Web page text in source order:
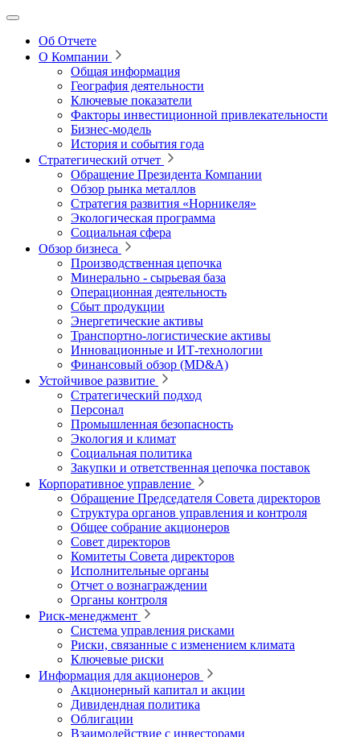
Об Отчете
О Компании
Общая информация
География деятельности
Ключевые показатели
Факторы инвестиционной привлекательности
Бизнес-модель
История и события года
Стратегический отчет
Обращение Президента Компании
Обзор рынка металлов
Стратегия развития «Норникеля»
Экологическая программа
Социальная сфера
Обзор бизнеса
Производственная цепочка
Минерально ‑ сырьевая база
Операционная деятельность
Сбыт продукции
Энергетические активы
Транспортно-логистические активы
Инновационные и ИТ‑технологии
Финансовый обзор (MD&A)
Устойчивое развитие
Стратегический подход
Персонал
Промышленная безопасность
Экология и климат
Социальная политика
Закупки и ответственная цепочка поставок
Корпоративное управление
Обращение Председателя Совета директоров
Структура органов управления и контроля
Общее собрание акционеров
Совет директоров
Комитеты Совета директоров
Исполнительные органы
Отчет о вознаграждении
Органы контроля
Риск-менеджмент
Система управления рисками
Риски, связанные с изменением климата
Ключевые риски
Информация для акционеров
Акционерный капитал и акции
Дивидендная политика
Облигации
Взаимодействие с инвесторами